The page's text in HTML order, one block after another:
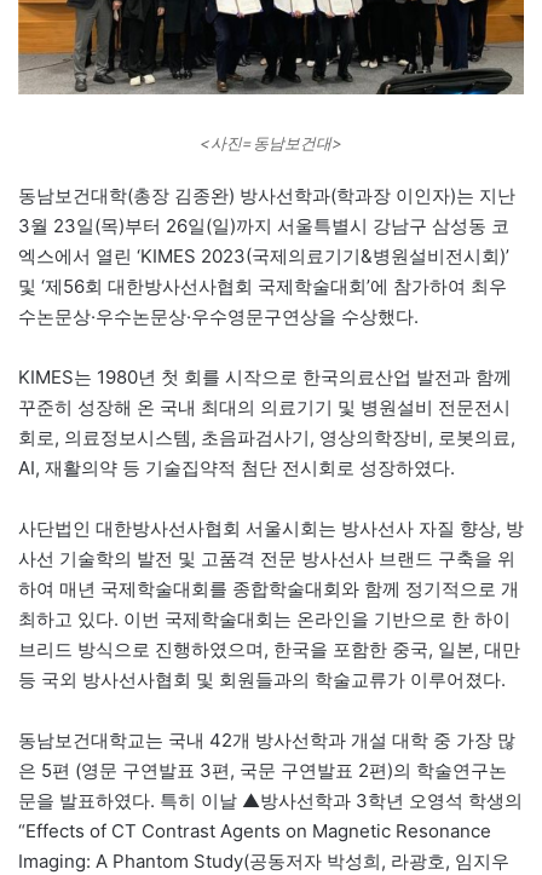
<사진=동남보건대>
동남보건대학(총장 김종완) 방사선학과(학과장 이인자)는 지난
3월 23일(목)부터 26일(일)까지 서울특별시 강남구 삼성동 코
엑스에서 열린 ‘KIMES 2023(국제의료기기&병원설비전시회)’
및 ‘제56회 대한방사선사협회 국제학술대회’에 참가하여 최우
수논문상·우수논문상·우수영문구연상을 수상했다.
KIMES는 1980년 첫 회를 시작으로 한국의료산업 발전과 함께
꾸준히 성장해 온 국내 최대의 의료기기 및 병원설비 전문전시
회로, 의료정보시스템, 초음파검사기, 영상의학장비, 로봇의료,
AI, 재활의약 등 기술집약적 첨단 전시회로 성장하였다.
사단법인 대한방사선사협회 서울시회는 방사선사 자질 향상, 방
사선 기술학의 발전 및 고품격 전문 방사선사 브랜드 구축을 위
하여 매년 국제학술대회를 종합학술대회와 함께 정기적으로 개
최하고 있다. 이번 국제학술대회는 온라인을 기반으로 한 하이
브리드 방식으로 진행하였으며, 한국을 포함한 중국, 일본, 대만
등 국외 방사선사협회 및 회원들과의 학술교류가 이루어졌다.
동남보건대학교는 국내 42개 방사선학과 개설 대학 중 가장 많
은 5편 (영문 구연발표 3편, 국문 구연발표 2편)의 학술연구논
문을 발표하였다. 특히 이날 ▲방사선학과 3학년 오영석 학생의
“Effects of CT Contrast Agents on Magnetic Resonance
Imaging: A Phantom Study(공동저자 박성희, 라광호, 임지우